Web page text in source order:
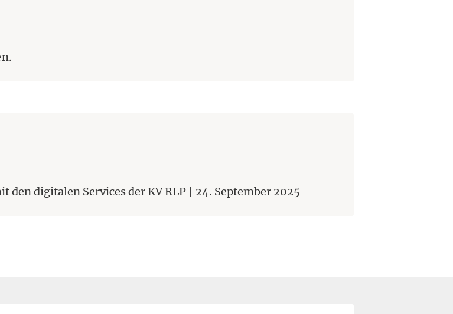
andere Webseite.)
den digitalen Services der KV RLP | 24. September 2025